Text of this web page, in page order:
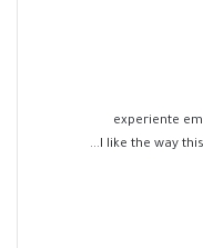
experiente
I like the way